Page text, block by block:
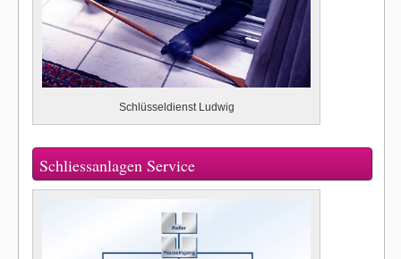
Schlüsseldienst Ludwig
Schliessanlagen Service